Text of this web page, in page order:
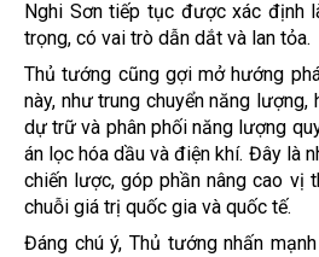
Nghi Sơn tiếp tục được xác định
trọng, có vai trò dẫn dắt và lan tỏa.
Thủ tướng cũng gợi mở hướng
này, như trung chuyển năng lượng,
dự trữ và phân phối năng lượng
án lọc hóa dầu và điện khí. Đây là
chiến lược, góp phần nâng cao vị
chuỗi giá trị quốc gia và quốc tế.
Đáng chú ý, Thủ tướng nhấn